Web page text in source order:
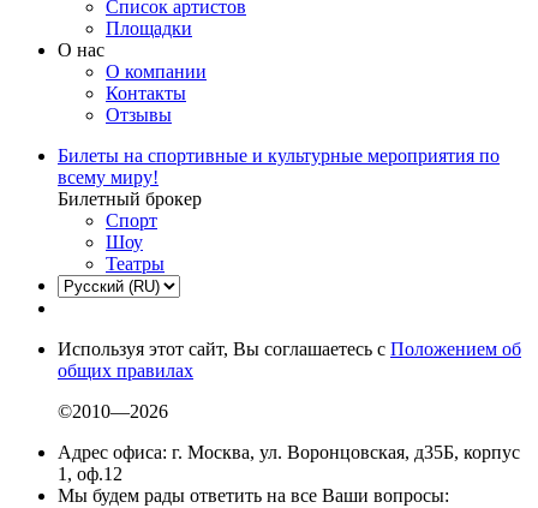
Список артистов
Площадки
О нас
О компании
Контакты
Отзывы
Билеты на спортивные и культурные мероприятия по
всему миру!
Билетный брокер
Спорт
Шоу
Театры
Используя этот сайт, Вы соглашаетесь с Положением об
общих правилах
©2010—2026
Адрес офиса: г. Москва, ул. Воронцовская, д35Б, корпус
1, оф.12
Мы будем рады ответить на все Ваши вопросы: